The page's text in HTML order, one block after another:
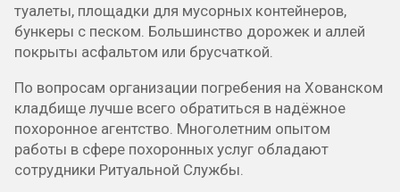
туалеты, площадки для мусорных контейнеров,
бункеры с песком. Большинство дорожек и аллей
покрыты асфальтом или брусчаткой.
По вопросам организации погребения на Хованском
кладбище лучше всего обратиться в надёжное
похоронное агентство. Многолетним опытом
работы в сфере похоронных услуг обладают
сотрудники Ритуальной Службы.